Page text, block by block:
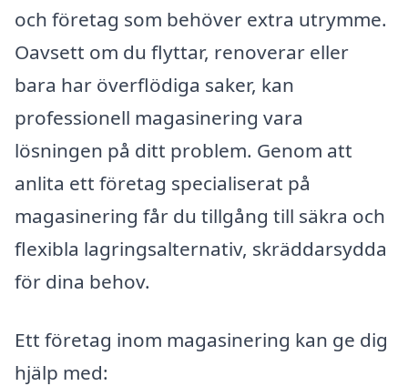
och företag som behöver extra utrymme.
Oavsett om du flyttar, renoverar eller
bara har överflödiga saker, kan
professionell magasinering vara
lösningen på ditt problem. Genom att
anlita ett företag specialiserat på
magasinering får du tillgång till säkra och
flexibla lagringsalternativ, skräddarsydda
för dina behov.
Ett företag inom magasinering kan ge dig
hjälp med: